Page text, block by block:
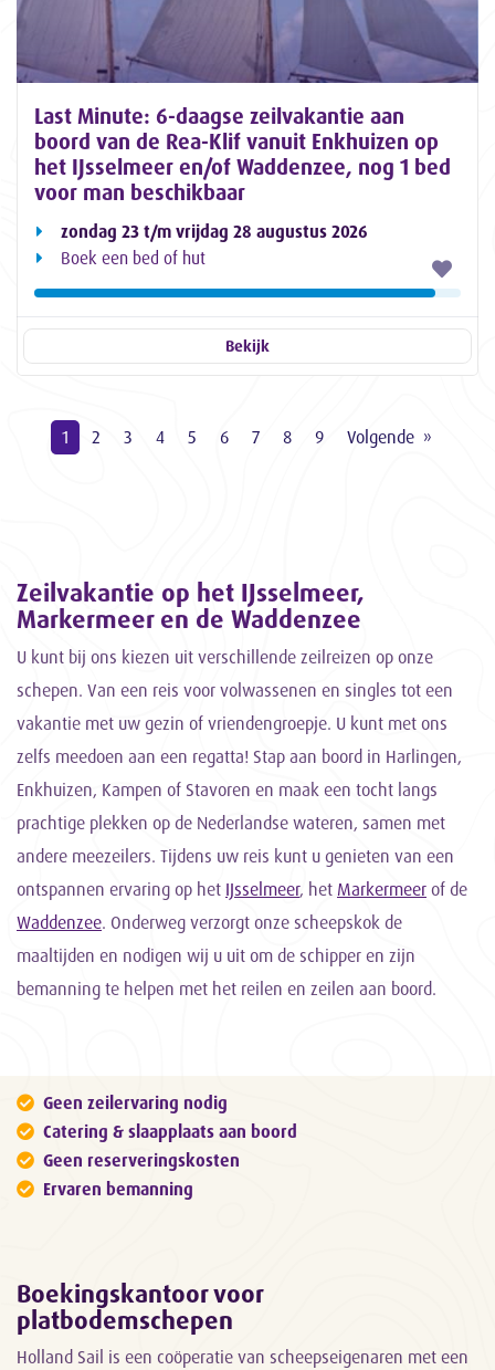
Last Minute: 6-daagse zeilvakantie aan
boord van de Rea-Klif vanuit Enkhuizen op
het IJsselmeer en/of Waddenzee, nog 1 bed
voor man beschikbaar
zondag 23 t/m vrijdag 28 augustus 2026
Boek een bed of hut
Bekijk
1 2 3 4 5 6 7 8 9 Volgende
Zeilvakantie op het IJsselmeer,
Markermeer en de Waddenzee
U kunt bij ons kiezen uit verschillende zeilreizen op onze
schepen. Van een reis voor volwassenen en singles tot een
vakantie met uw gezin of vriendengroepje. U kunt met ons
zelfs meedoen aan een regatta! Stap aan boord in Harlingen,
Enkhuizen, Kampen of Stavoren en maak een tocht langs
prachtige plekken op de Nederlandse wateren, samen met
andere meezeilers. Tijdens uw reis kunt u genieten van een
ontspannen ervaring op het IJsselmeer, het Markermeer of de
Waddenzee. Onderweg verzorgt onze scheepskok de
maaltijden en nodigen wij u uit om de schipper en zijn
bemanning te helpen met het reilen en zeilen aan boord.
Geen zeilervaring nodig
Catering & slaapplaats aan boord
Geen reserveringskosten
Ervaren bemanning
Boekingskantoor voor
platbodemschepen
Holland Sail is een coöperatie van scheepseigenaren met een